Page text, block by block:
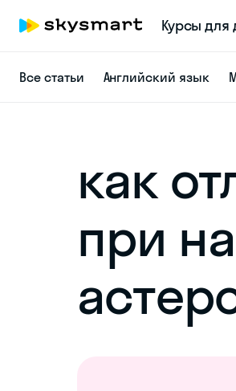
Курсы для
Все статьи Английский язык
как
при